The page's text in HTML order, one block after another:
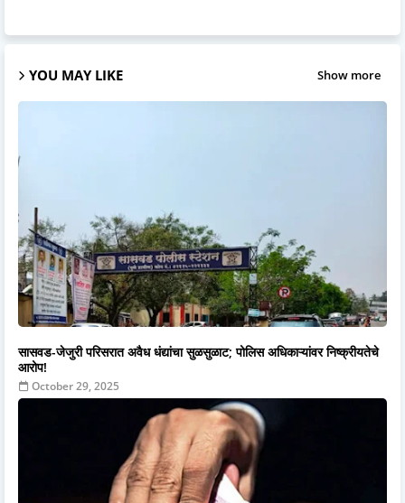
YOU MAY LIKE Show more
सासवड-जेजुरी परिसरात अवैध धंद्यांचा सुळसुळाट; पोलिस अधिकाऱ्यांवर निष्क्रीयतेचे
आरोप!
October 29, 2025